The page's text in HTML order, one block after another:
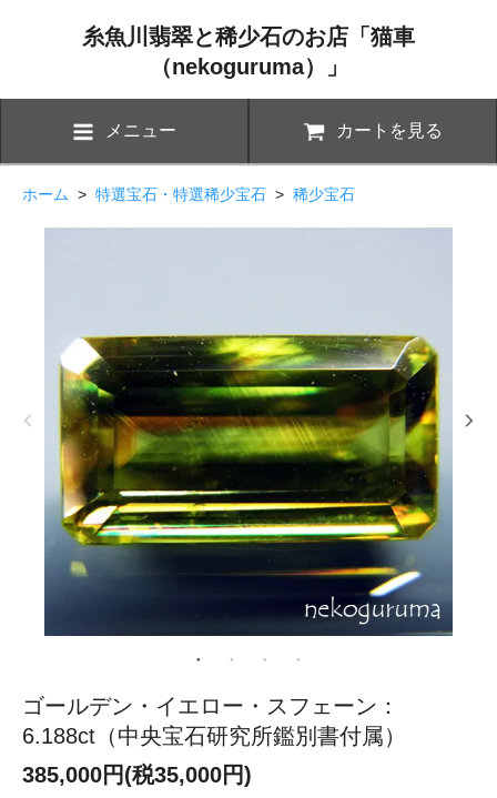
糸魚川翡翠と稀少石のお店「猫車
（nekoguruma）」
メニュー カートを見る
ホーム > 特選宝石・特選稀少宝石 > 稀少宝石
ゴールデン・イエロー・スフェーン：
6.188ct（中央宝石研究所鑑別書付属）
385,000円(税35,000円)